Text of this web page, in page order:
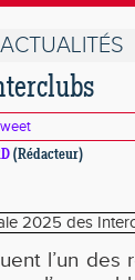
ACTUALITÉS
(Rédacteur)
l’un des